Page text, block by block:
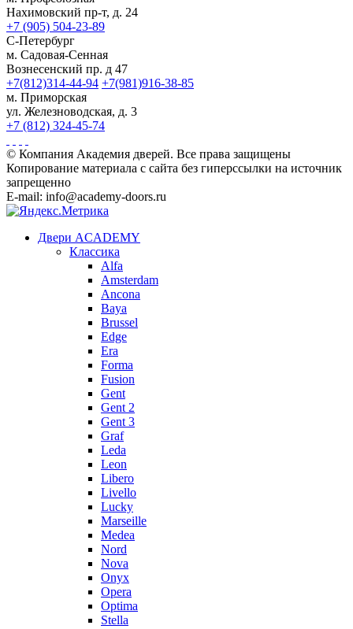
Нахимовский пр-т, д. 24
+7 (905) 504-23-89
С-Петербург
м. Садовая-Сенная
Вознесенский пр. д 47
+7(812)314-44-94 +7(981)916-38-85
м. Приморская
ул. Железноводская, д. 3
+7 (812) 324-45-74
© Компания Академия дверей. Все права защищены
Копирование материала с сайта без гиперссылки на источник
запрещенно
E-mail: info@academy-doors.ru
Двери ACADEMY
Классика
Alfa
Amsterdam
Ancona
Baya
Brussel
Edge
Era
Forma
Fusion
Gent
Gent 2
Gent 3
Graf
Leda
Leon
Libero
Livello
Lucky
Marseille
Medea
Nord
Nova
Onyx
Opera
Optima
Stella